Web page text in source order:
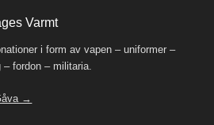
Varmt
i form av vapen – uniformer –
– fordon – militaria.
→